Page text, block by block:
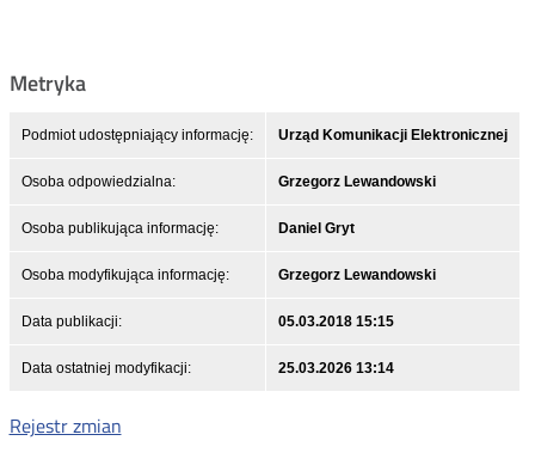
Metryka
Podmiot udostępniający informację: Urząd Komunikacji Elektronicznej
Osoba odpowiedzialna: Grzegorz Lewandowski
Osoba publikująca informację: Daniel Gryt
Osoba modyfikująca informację: Grzegorz Lewandowski
Data publikacji: 05.03.2018 15:15
Data ostatniej modyfikacji: 25.03.2026 13:14
Rejestr zmian